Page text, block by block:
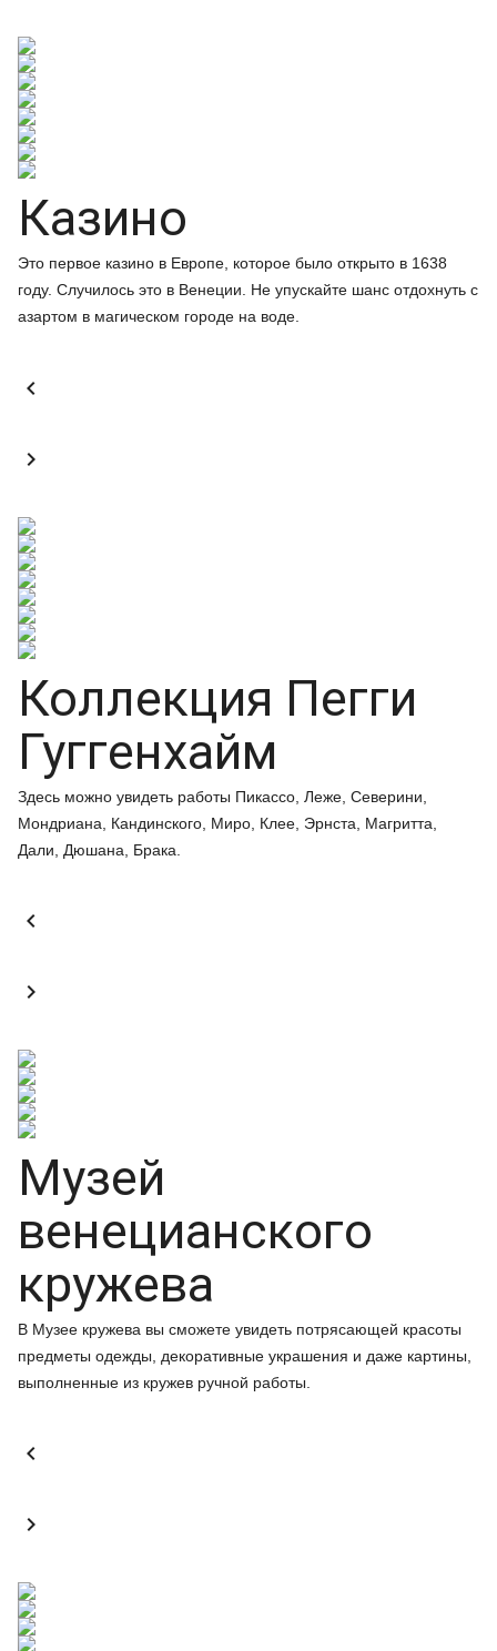
Казино
Это первое казино в Европе, которое было открыто в 1638
году. Случилось это в Венеции. Не упускайте шанс отдохнуть с
азартом в магическом городе на воде.


Коллекция Пегги
Гуггенхайм
Здесь можно увидеть работы Пикассо, Леже, Северини,
Мондриана, Кандинского, Миро, Клее, Эрнста, Магритта,
Дали, Дюшана, Брака.


Музей
венецианского
кружева
В Музее кружева вы сможете увидеть потрясающей красоты
предметы одежды, декоративные украшения и даже картины,
выполненные из кружев ручной работы.

